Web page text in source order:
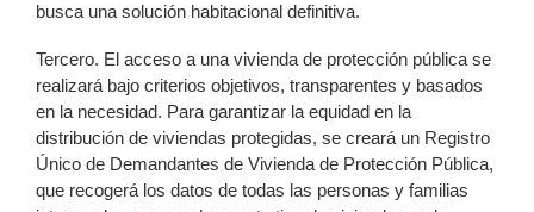
busca una solución habitacional definitiva.
Tercero. El acceso a una vivienda de protección pública se
realizará bajo criterios objetivos, transparentes y basados
en la necesidad. Para garantizar la equidad en la
distribución de viviendas protegidas, se creará un Registro
Único de Demandantes de Vivienda de Protección Pública,
que recogerá los datos de todas las personas y familias